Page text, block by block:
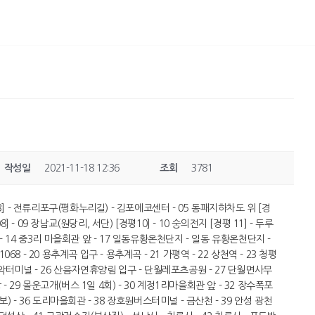
작성일 2021-11-18 12:36 조회 3781
전류리포구(평화누리길) - 김포에코센터 - 05 동패지하차도 위 [경
- 09 장남교(원당리, 서단) [경평10] - 10 숭의전지 [경평 11] - 두루
중3리 마을회관 앞 - 17 일동유황온천단지 - 일동 유황온천단지 -
- 20 용추계곡 입구 - 용추계곡 - 21 가평역 - 22 상천역 - 23 청평
미널 - 26 산음자연휴양림 입구 - 단월레포츠공원 - 27 단월면사무
29 몰운고개(버스 1일 4회) - 30 계정1리마을회관 앞 - 32 장수폭포
- 36 도리마을회관 - 38 장호원버스터미널 - 금산천 - 39 안성 광천